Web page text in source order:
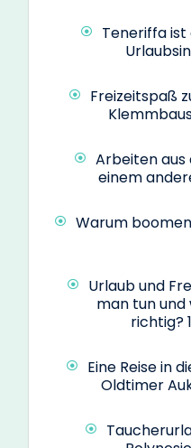
Teneriffa
Freizeitspaß
Arbeiten aus
einem
Warum
Urlaub und
man tun
richtig?
Eine Reise in
Oldtimer